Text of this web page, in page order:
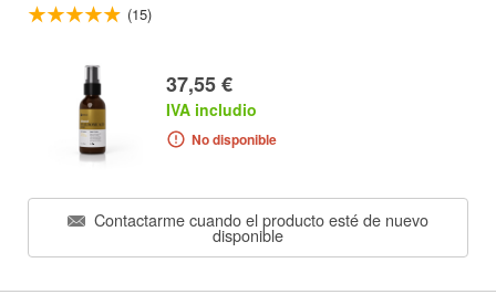
(15)
37,55 €
IVA includio
No disponible
Contactarme cuando el producto esté de nuevo
disponible